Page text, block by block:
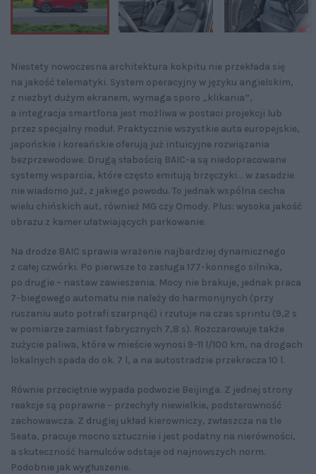
Niestety nowoczesna architektura kokpitu nie przekłada się
na jakość telematyki. System operacyjny w języku angielskim,
z niezbyt dużym ekranem, wymaga sporo „klikania”,
a integracja smartfona jest możliwa w postaci projekcji lub
przez specjalny moduł. Praktycznie wszystkie auta europejskie,
japońskie i koreańskie oferują już intuicyjne rozwiązania
bezprzewodowe. Drugą słabością BAIC-a są niedopracowane
systemy wsparcia, które często emitują brzęczyki... w zasadzie
nie wiadomo już, z jakiego powodu. To jednak wspólna cecha
wielu chińskich aut, również MG czy Omody. Plus: wysoka jakość
obrazu z kamer ułatwiających parkowanie.
Na drodze BAIC sprawia wrażenie najbardziej dynamicznego
z całej czwórki. Po pierwsze to zasługa 177-konnego silnika,
po drugie – nastaw zawieszenia. Mocy nie brakuje, jednak praca
7-biegowego automatu nie należy do harmonijnych (przy
ruszaniu auto potrafi szarpnąć) i rzutuje na czas sprintu (9,2 s
w pomiarze zamiast fabrycznych 7,8 s). Rozczarowuje także
zużycie paliwa, które w mieście wynosi 9-11 l/100 km, na drogach
lokalnych spada do ok. 7 l, a na autostradzie przekracza 10 l.
Równie przeciętnie wypada podwozie Beijinga. Z jednej strony
reakcje są poprawne – przechyły niewielkie, podsterowność
zachowawcza. Z drugiej układ kierowniczy, zwłaszcza na tle
Seata, pracuje mocno sztucznie i jest podatny na nierówności,
a skuteczność hamulców odstaje od najnowszych norm.
Podobnie jak wygłuszenie.